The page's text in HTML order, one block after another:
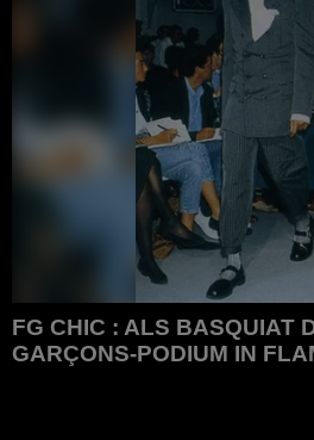
FG CHIC : ALS BASQUIAT
GARÇONS-PODIUM IN